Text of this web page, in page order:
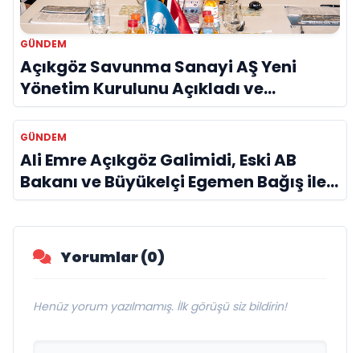
GÜNDEM
Açıkgöz Savunma Sanayi AŞ Yeni
Yönetim Kurulunu Açıkladı ve
Savunma Sanayinde Küresel Vizyon
Vurgusu
GÜNDEM
Ali Emre Açıkgöz Galimidi, Eski AB
Bakanı ve Büyükelçi Egemen Bağış ile
Bir Araya Geldi
Yorumlar (0)
Henüz yorum yazılmamış. İlk görüşü siz bildirin!